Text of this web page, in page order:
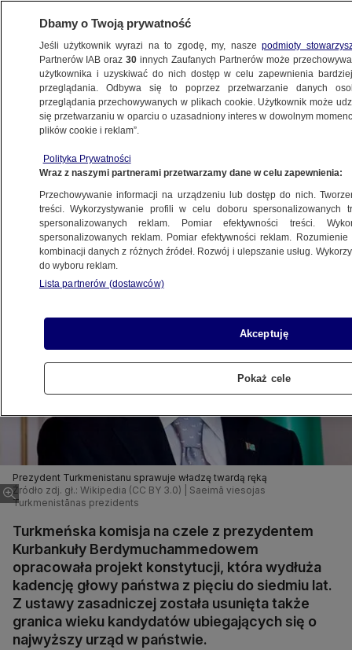
ŚWIAT
chce rządzić dłużej
15.02.2016, 21:15Aktualizacja: 15.02.2016, 21:22
Udostępnij
Prezydent Turkmenistanu sprawuje władzę twardą ręką
Źródło zdj. gł.: Wikipedia (CC BY 3.0) | Saeimā viesojas
Turkmenistānas prezidents
Turkmeńska komisja na czele z prezydentem
Kurbankuły Berdymuchammedowem
opracowała projekt konstytucji, która wydłuża
kadencję głowy państwa z pięciu do siedmiu lat.
Z ustawy zasadniczej została usunięta także
granica wieku kandydatów ubiegających się o
najwyższy urząd w państwie.
Dbamy o Twoją prywatność
Jeśli użytkownik wyrazi na to zgodę, my, naszepodmioty
Partnerów IAB oraz30 innych Zaufanych Partnerów może
użytkownika i uzyskiwać do nich dostęp w celu zapewnienia
przeglądania. Odbywa się to poprzez przetwarzanie danych
przeglądania przechowywanych w plikach cookie. Użytkownik może
się przetwarzaniu w oparciu o uzasadniony interes w dowolnym
plików cookie i reklam”.
Polityka Prywatności
Wraz z naszymi partnerami przetwarzamy dane w celu zapewnienia:
Przechowywanie informacji na urządzeniu lub dostęp do nich.
treści. Wykorzystywanie profili w celu doboru spersonalizowanych
spersonalizowanych reklam. Pomiar efektywności treści.
spersonalizowanych reklam. Pomiar efektywności reklam.
kombinacji danych z różnych źródeł. Rozwój i ulepszanie usług.
do wyboru reklam.
Lista partnerów (dostawców)
Akceptuję
Pokaż cele